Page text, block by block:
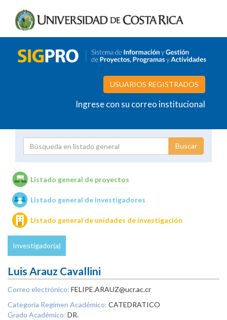
USUARIOS REGISTRADOS
Ingrese con su correo institucional
Unidades de investigación
Listado general de proyectos
Listado general de investigadores
Listado general de unidades de investigación
Investigador(a)
Luis Arauz Cavallini
Correo electrónico: FELIPE.ARAUZ@ucr.ac.cr
Categoría Regimen Académico: CATEDRATICO
Grado Académico: DR.